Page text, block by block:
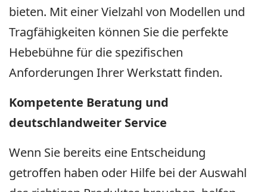
bieten. Mit einer Vielzahl von Modellen und
Tragfähigkeiten können Sie die perfekte
Hebebühne für die spezifischen
Anforderungen Ihrer Werkstatt finden.
Kompetente Beratung und
deutschlandweiter Service
Wenn Sie bereits eine Entscheidung
getroffen haben oder Hilfe bei der Auswahl